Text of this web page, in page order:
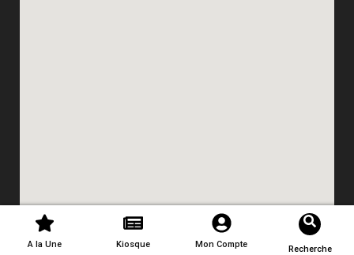
A la Une Kiosque Mon Compte Recherche